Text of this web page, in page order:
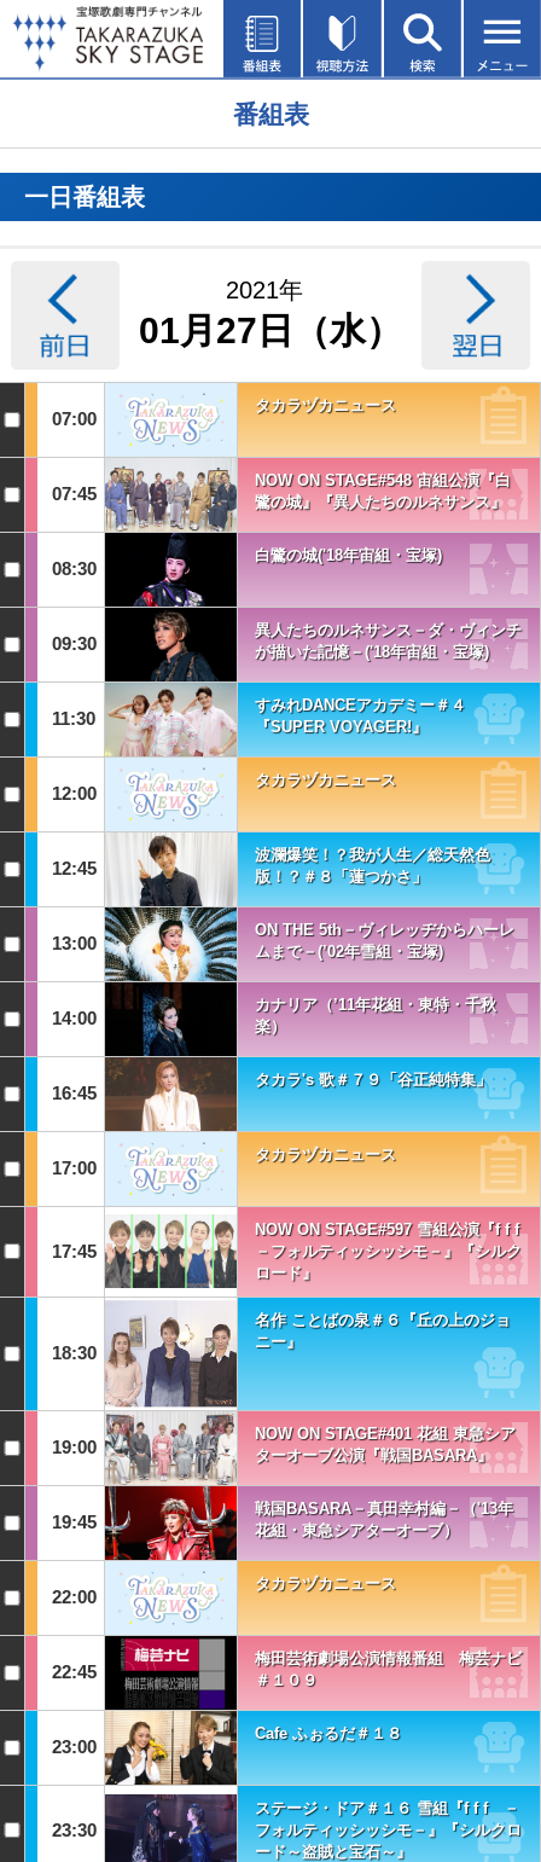
番組表
一日番組表
2021年
01月27日（水）
07:00
タカラヅカニュース
07:45
NOW ON STAGE#548 宙組公演『白
鷺の城』『異人たちのルネサンス』
08:30
白鷺の城('18年宙組・宝塚)
09:30
異人たちのルネサンス－ダ・ヴィンチ
が描いた記憶－('18年宙組・宝塚)
11:30
すみれDANCEアカデミー＃４
『SUPER VOYAGER!』
12:00
タカラヅカニュース
12:45
波瀾爆笑！？我が人生／総天然色
版！？＃８「蓮つかさ」
13:00
ON THE 5th－ヴィレッヂからハーレ
ムまで－(’02年雪組・宝塚)
14:00
カナリア（’11年花組・東特・千秋
楽）
16:45
タカラ's 歌＃７９「谷正純特集」
17:00
タカラヅカニュース
17:45
NOW ON STAGE#597 雪組公演『f f f
－フォルティッシッシモ－』『シルク
ロード』
18:30
名作 ことばの泉＃６『丘の上のジョ
ニー』
19:00
NOW ON STAGE#401 花組 東急シア
ターオーブ公演『戦国BASARA』
19:45
戦国BASARA－真田幸村編－（'13年
花組・東急シアターオーブ）
22:00
タカラヅカニュース
22:45
梅田芸術劇場公演情報番組 梅芸ナビ
＃１０９
23:00
Cafe ふぉるだ＃１８
23:30
ステージ・ドア＃１６ 雪組『f f f －
フォルティッシッシモ－』『シルクロ
ード～盗賊と宝石～』